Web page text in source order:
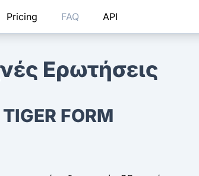
Pricing FAQ API
Ερωτήσεις
TIGER FORM